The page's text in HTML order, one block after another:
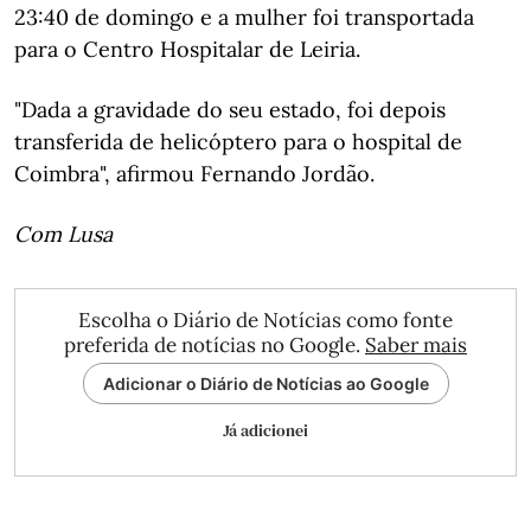
23:40 de domingo e a mulher foi transportada
para o Centro Hospitalar de Leiria.
"Dada a gravidade do seu estado, foi depois
transferida de helicóptero para o hospital de
Coimbra", afirmou Fernando Jordão.
Com Lusa
Escolha o Diário de Notícias como fonte
preferida de notícias no Google. Saber mais
Adicionar o Diário de Notícias ao Google
Já adicionei